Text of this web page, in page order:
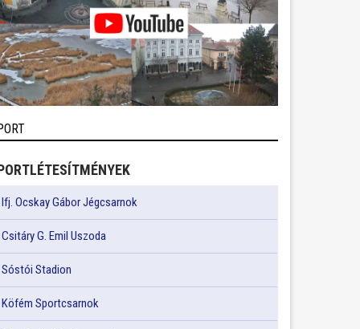
Ifj. Ocskay Gábor Jégcsarnok
Csitáry G. Emil Uszoda
Sóstói Stadion
Köfém Sportcsarnok